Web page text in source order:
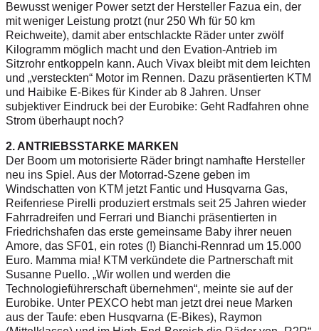
Bewusst weniger Power setzt der Hersteller Fazua ein, der
mit weniger Leistung protzt (nur 250 Wh für 50 km
Reichweite), damit aber entschlackte Räder unter zwölf
Kilogramm möglich macht und den Evation-Antrieb im
Sitzrohr entkoppeln kann. Auch Vivax bleibt mit dem leichten
und „versteckten“ Motor im Rennen. Dazu präsentierten KTM
und ­Haibike E-Bikes für Kinder ab 8 Jahren. Unser
subjektiver Eindruck bei der Eurobike: Geht Radfahren ohne
Strom überhaupt noch?
2. ANTRIEBSSTARKE MARKEN
Der Boom um motorisierte Räder bringt namhafte Hersteller
neu ins Spiel. Aus der Motorrad-Szene geben im
Windschatten von KTM jetzt Fantic und Husqvarna Gas,
Reifenriese Pirelli produziert erstmals seit 25 Jahren wieder
Fahrradreifen und Ferrari und Bianchi präsentierten in
Friedrichshafen das erste gemeinsame Baby ihrer neuen
Amore, das SF01, ein rotes (!) Bianchi-Rennrad um 15.000
Euro. Mamma mia! KTM verkündete die Partnerschaft mit
Susanne Puello. „Wir wollen und werden die
Technologieführerschaft übernehmen“, meinte sie auf der
Eurobike. Unter PEXCO hebt man jetzt drei neue Marken
aus der Taufe: eben Husqvarna (E-Bikes), Raymon